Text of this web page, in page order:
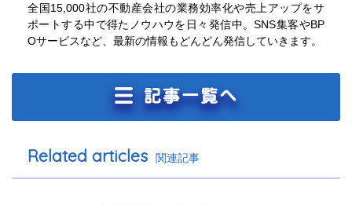
全国15,000社の不動産会社の業務効率化や売上アップをサ
ポートする中で得たノウハウを日々発信中。SNS集客やBP
Oサービスなど、最新の情報もどんどん発信していきます。
Related articles 関連記事